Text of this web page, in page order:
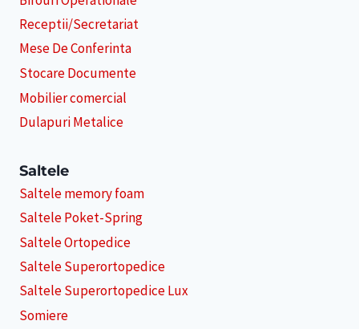
Receptii/Secretariat
Mese De Conferinta
Stocare Documente
Mobilier comercial
Dulapuri Metalice
Saltele
Saltele memory foam
Saltele Poket-Spring
Saltele Ortopedice
Saltele Superortopedice
Saltele Superortopedice Lux
Somiere